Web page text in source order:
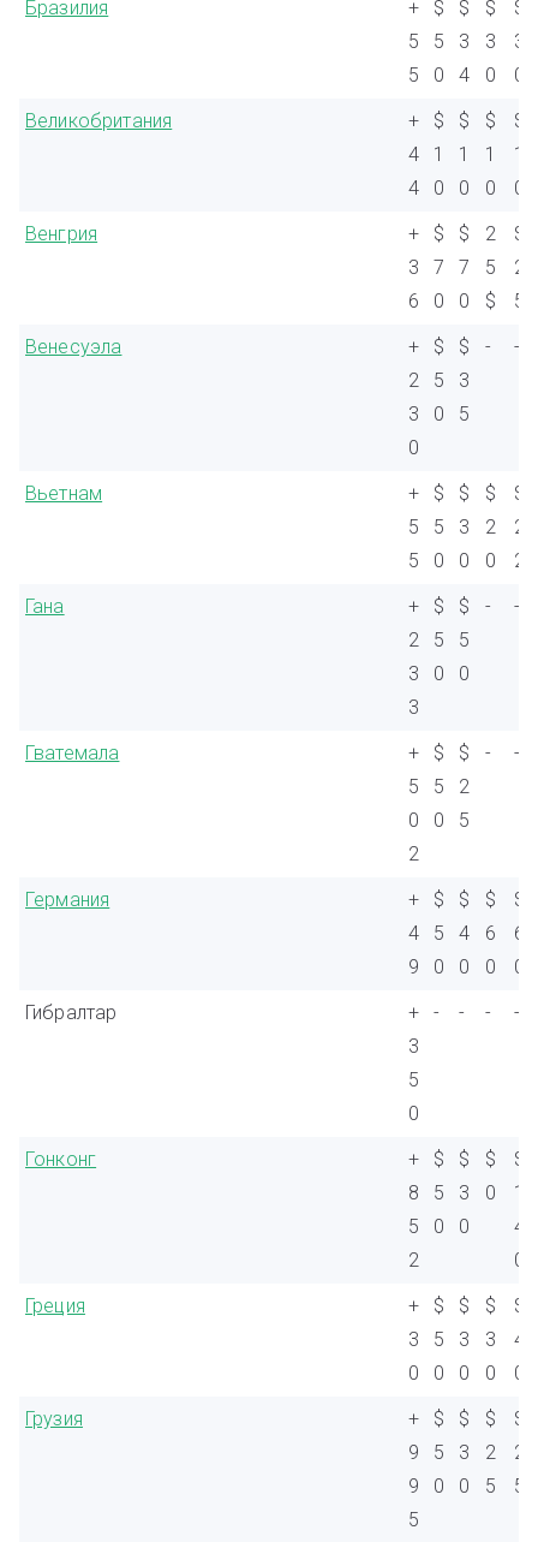
Бразилия
+
5
5
$
5
0
$
3
4
$
3
0
$
3
0
Великобритания
+
4
4
$
1
0
$
1
0
$
1
0
$
1
0
Венгрия
+
3
6
$
7
0
$
7
0
2
5
$
$
2
5
Венесуэла
+
2
3
0
$
5
0
$
3
5
- -
Вьетнам
+
5
5
$
5
0
$
3
0
$
2
0
$
2
2
Гана
+
2
3
3
$
5
0
$
5
0
- -
Гватемала
+
5
0
2
$
5
0
$
2
5
- -
Германия
+
4
9
$
5
0
$
4
0
$
6
0
$
6
0
Гибралтар
+
3
5
0
- - - -
Гонконг
+
8
5
2
$
5
0
$
3
0
$
0
$
1
4
0
Греция
+
3
0
$
5
0
$
3
0
$
3
0
$
4
0
Грузия
+
9
9
5
$
5
0
$
3
0
$
2
5
$
2
5